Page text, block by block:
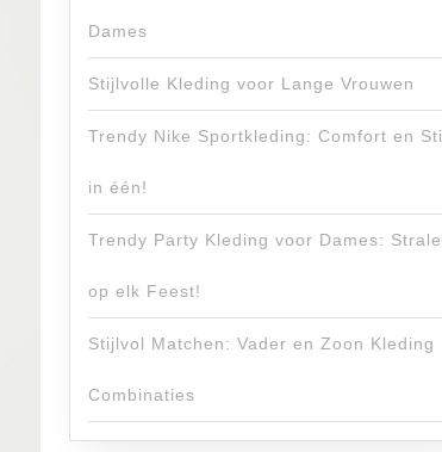
Dames
Stijlvolle Kleding voor Lange Vrouwen
Trendy Nike Sportkleding: Comfort en
in één!
Trendy Party Kleding voor Dames:
op elk Feest!
Stijlvol Matchen: Vader en Zoon Kleding
Combinaties